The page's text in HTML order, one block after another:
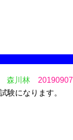
森川林 20190907
験になります。